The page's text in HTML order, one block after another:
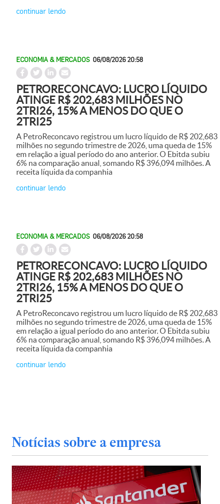
continuar lendo
ECONOMIA & MERCADOS 06/08/2026 20:58
PETRORECONCAVO: LUCRO LÍQUIDO
ATINGE R$ 202,683 MILHÕES NO
2TRI26, 15% A MENOS DO QUE O
2TRI25
A PetroReconcavo registrou um lucro líquido de R$ 202,683
milhões no segundo trimestre de 2026, uma queda de 15%
em relação a igual período do ano anterior. O Ebitda subiu
6% na comparação anual, somando R$ 396,094 milhões. A
receita líquida da companhia
continuar lendo
ECONOMIA & MERCADOS 06/08/2026 20:58
PETRORECONCAVO: LUCRO LÍQUIDO
ATINGE R$ 202,683 MILHÕES NO
2TRI26, 15% A MENOS DO QUE O
2TRI25
A PetroReconcavo registrou um lucro líquido de R$ 202,683
milhões no segundo trimestre de 2026, uma queda de 15%
em relação a igual período do ano anterior. O Ebitda subiu
6% na comparação anual, somando R$ 396,094 milhões. A
receita líquida da companhia
continuar lendo
Notícias sobre a empresa